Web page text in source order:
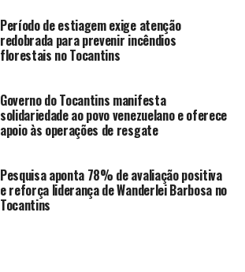
Período de estiagem exige atenção
redobrada para prevenir incêndios
florestais no Tocantins
Governo do Tocantins manifesta
solidariedade ao povo venezuelano e oferece
apoio às operações de resgate
Pesquisa aponta 78% de avaliação positiva
e reforça liderança de Wanderlei Barbosa no
Tocantins